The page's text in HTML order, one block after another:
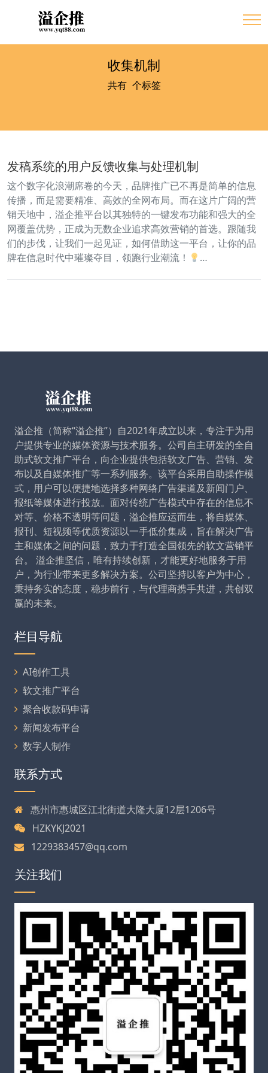
收集机制
共有1 个标签
发稿系统的用户反馈收集与处理机制
这个数字化浪潮席卷的今天，品牌推广已不再是简单的信息
传播，而是需要精准、高效的全网布局。而在这片广阔的营
销天地中，溢企推平台以其独特的一键发布功能和强大的全
网覆盖优势，正成为无数企业追求高效营销的首选。跟随我
们的步伐，让我们一起见证，如何借助这一平台，让你的品
牌在信息时代中璀璨夺目，领跑行业潮流！
…
溢企推（简称“溢企推”）自2021年成立以来，专注于为用
户提供专业的媒体资源与技术服务。公司自主研发的全自
助式软文推广平台，向企业提供包括软文广告、营销、发
布以及自媒体推广等一系列服务。该平台采用自助操作模
式，用户可以便捷地选择多种网络广告渠道及新闻门户、
报纸等媒体进行投放。面对传统广告模式中存在的信息不
对等、价格不透明等问题，溢企推应运而生，将自媒体、
报刊、短视频等优质资源以一手低价集成，旨在解决广告
主和媒体之间的问题，致力于打造全国领先的软文营销平
台。 溢企推坚信，唯有持续创新，才能更好地服务于用
户，为行业带来更多解决方案。公司坚持以客户为中心，
秉持务实的态度，稳步前行，与代理商携手共进，共创双
赢的未来。
栏目导航
AI创作工具
软文推广平台
聚合收款码申请
新闻发布平台
数字人制作
联系方式
惠州市惠城区江北街道大隆大厦12层1206号
HZKYKJ2021
1229383457@qq.com
关注我们